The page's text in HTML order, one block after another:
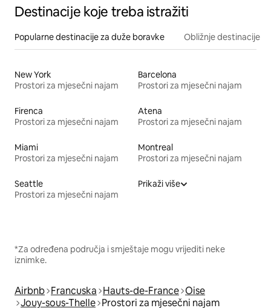
Destinacije koje treba istražiti
Popularne destinacije za duže boravke Obližnje destinacije
New York
Prostori za mjesečni najam
Barcelona
Prostori za mjesečni najam
Firenca
Prostori za mjesečni najam
Atena
Prostori za mjesečni najam
Miami
Prostori za mjesečni najam
Montreal
Prostori za mjesečni najam
Seattle
Prostori za mjesečni najam
Prikaži više
*Za određena područja i smještaje mogu vrijediti neke
iznimke.
Airbnb Francuska Hauts-de-France Oise
Jouy-sous-Thelle Prostori za mjesečni najam